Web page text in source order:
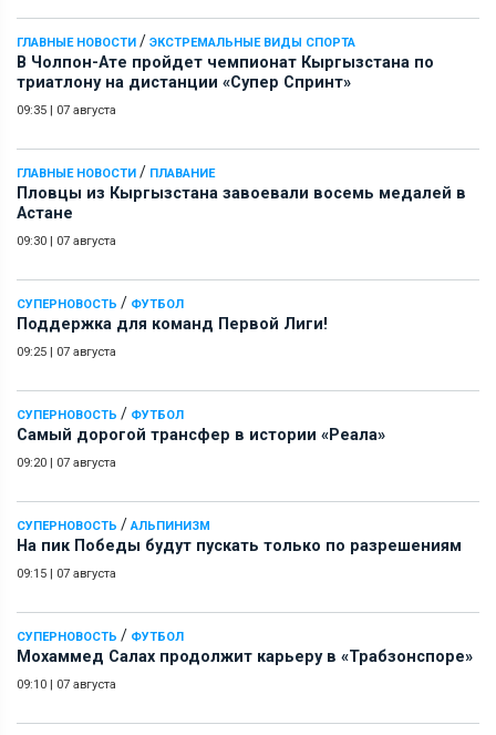
ГЛАВНЫЕ НОВОСТИ / ЭКСТРЕМАЛЬНЫЕ ВИДЫ СПОРТА
В Чолпон-Ате пройдет чемпионат Кыргызстана по
триатлону на дистанции «Супер Спринт»
09:35 | 07 августа
ГЛАВНЫЕ НОВОСТИ / ПЛАВАНИЕ
Пловцы из Кыргызстана завоевали восемь медалей в
Астане
09:30 | 07 августа
СУПЕРНОВОСТЬ / ФУТБОЛ
Поддержка для команд Первой Лиги!
09:25 | 07 августа
СУПЕРНОВОСТЬ / ФУТБОЛ
Самый дорогой трансфер в истории «Реала»
09:20 | 07 августа
СУПЕРНОВОСТЬ / АЛЬПИНИЗМ
На пик Победы будут пускать только по разрешениям
09:15 | 07 августа
СУПЕРНОВОСТЬ / ФУТБОЛ
Мохаммед Салах продолжит карьеру в «Трабзонспоре»
09:10 | 07 августа